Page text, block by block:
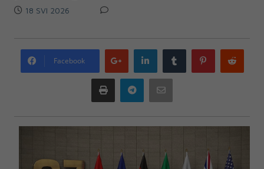
18 SVI 2026
Facebook
Google
plus
LinkedIn Tumblr Pinterest
Print Telegram